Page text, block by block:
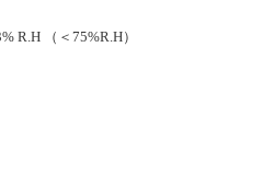
R.H （＜75%R.H）